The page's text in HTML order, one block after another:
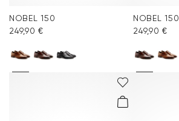
NOBEL 150
249,90 €
NOBEL 150
249,90 €